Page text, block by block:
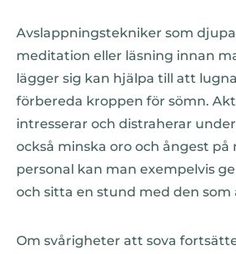
Avslappningstekniker som
meditation eller läsning innan
lägger sig kan hjälpa till att
förbereda kroppen för sömn.
intresserar och distraherar
också minska oro och ångest på
personal kan man exempelvis
och sitta en stund med den som
Om svårigheter att sova